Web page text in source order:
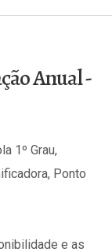
Anual -
1º Grau,
Ponto
e as